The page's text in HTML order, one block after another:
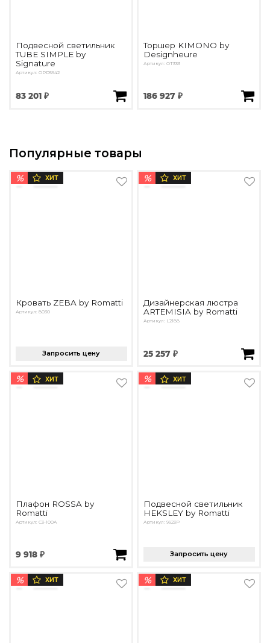
Подвесной светильник
TUBE SIMPLE by
Signature
Артикул: OPD5642
83 201 ₽
Торшер KIMONO by
Designheure
Артикул: OT333
186 927 ₽
Популярные товары
% ХИТ
Кровать ZEBA by Romatti
Артикул: 8030
Запросить цену
% ХИТ
Дизайнерская люстра
ARTEMISIA by Romatti
Артикул: L2188
25 257 ₽
% ХИТ
Плафон ROSSA by
Romatti
Артикул: C3-100A
9 918 ₽
% ХИТ
Подвесной светильник
HEKSLEY by Romatti
Артикул: 9923P
Запросить цену
% ХИТ % ХИТ